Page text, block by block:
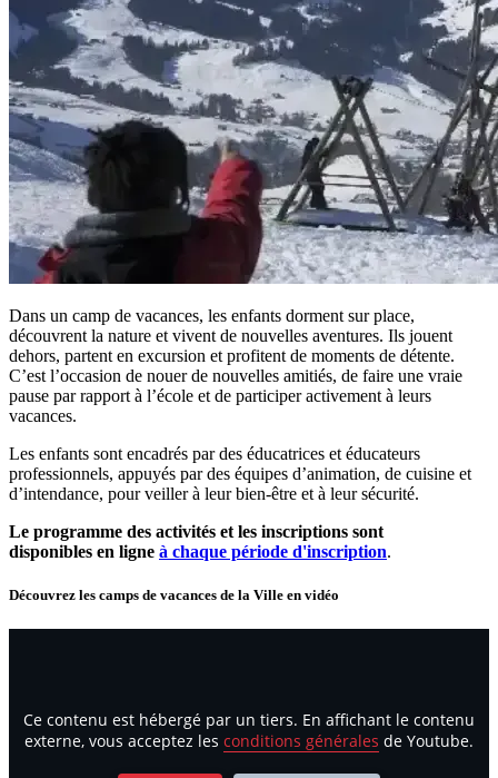
Dans un camp de vacances, les enfants dorment sur place,
découvrent la nature et vivent de nouvelles aventures. Ils jouent
dehors, partent en excursion et profitent de moments de détente.
C’est l’occasion de nouer de nouvelles amitiés, de faire une vraie
pause par rapport à l’école et de participer activement à leurs
vacances.
Les enfants sont encadrés par des éducatrices et éducateurs
professionnels, appuyés par des équipes d’animation, de cuisine et
d’intendance, pour veiller à leur bien-être et à leur sécurité.
Le programme des activités et les inscriptions sont
disponibles en ligne à chaque période d'inscription.
Découvrez les camps de vacances de la Ville en vidéo
Ce contenu est hébergé par un tiers. En affichant le contenu
externe, vous acceptez les conditions générales de Youtube.